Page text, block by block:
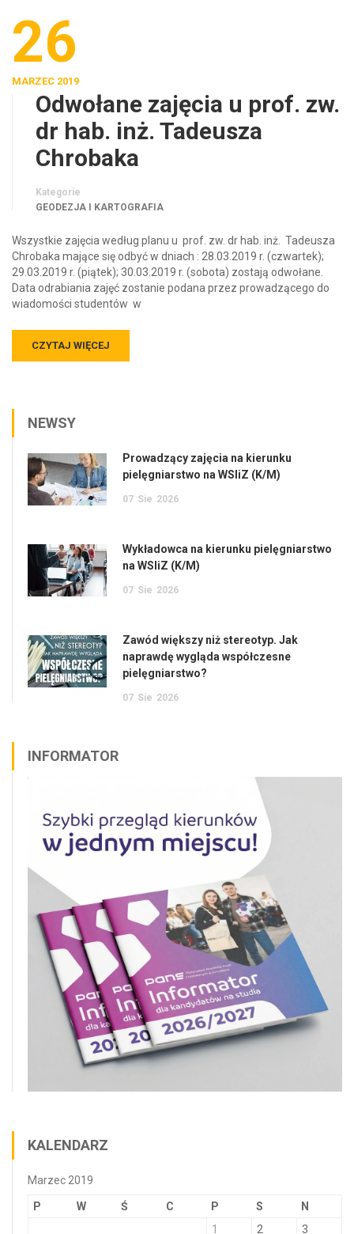
26
MARZEC 2019
Odwołane zajęcia u prof. zw.
dr hab. inż. Tadeusza
Chrobaka
Kategorie
GEODEZJA I KARTOGRAFIA
Wszystkie zajęcia według planu u prof. zw. dr hab. inż. Tadeusza
Chrobaka mające się odbyć w dniach : 28.03.2019 r. (czwartek);
29.03.2019 r. (piątek); 30.03.2019 r. (sobota) zostają odwołane.
Data odrabiania zajęć zostanie podana przez prowadzącego do
wiadomości studentów w
CZYTAJ WIĘCEJ
NEWSY
Prowadzący zajęcia na kierunku
pielęgniarstwo na WSIiZ (K/M)
07 Sie 2026
Wykładowca na kierunku pielęgniarstwo
na WSIiZ (K/M)
07 Sie 2026
Zawód większy niż stereotyp. Jak
naprawdę wygląda współczesne
pielęgniarstwo?
07 Sie 2026
INFORMATOR
KALENDARZ
Marzec 2019
P W Ś C P S
N
1
2 3